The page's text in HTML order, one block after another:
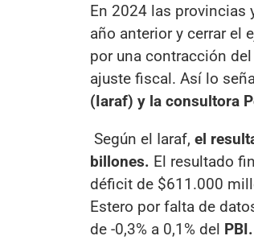
En 2024 las provincias
año anterior y cerrar el
por una contracción
ajuste fiscal. Así lo
(Iaraf) y la consultora
Según el Iaraf, el
billones. El resultado
déficit de $611.000
Estero por falta de
de -0,3% a 0,1% del PBI.